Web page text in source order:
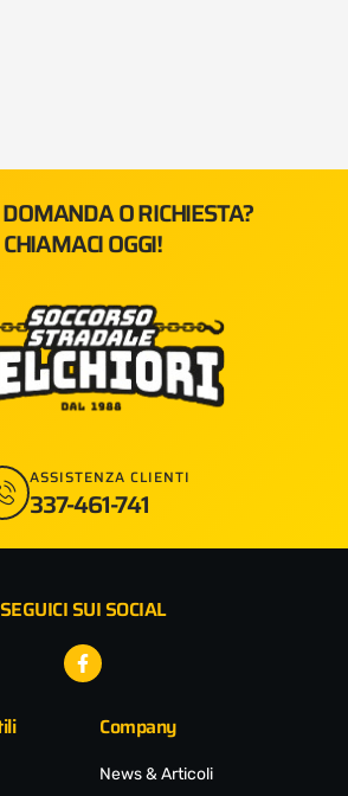
O RICHIESTA?
CHIAMACI OGGI!
ASSISTENZA CLIENTI
337-461-741
SEGUICI SUI SOCIAL
Facebook-
f
Company
News & Articoli